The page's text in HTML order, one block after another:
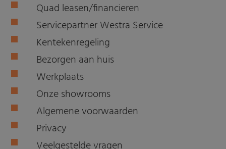
Quad leasen/financieren
Servicepartner Westra Service
Kentekenregeling
Bezorgen aan huis
Werkplaats
Onze showrooms
Algemene voorwaarden
Privacy